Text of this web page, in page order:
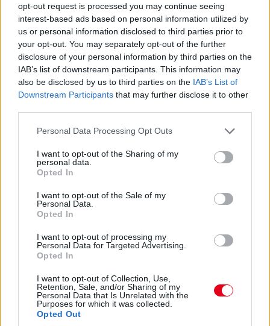
opt-out request is processed you may continue seeing
interest-based ads based on personal information utilized by
us or personal information disclosed to third parties prior to
your opt-out. You may separately opt-out of the further
disclosure of your personal information by third parties on the
IAB’s list of downstream participants. This information may
also be disclosed by us to third parties on the IAB’s List of
Downstream Participants that may further disclose it to other
Please note that this website/app uses one or more Google
not limited to your visit or usage behaviour. You may click to
grant or deny consent to Google and its third-party tags to
use your data for below specified purposes in below Google
consent section.
Personal Data Processing Opt Outs
I want to opt-out of the Sharing of my
personal data.
Opted In
I want to opt-out of the Sale of my
Personal Data.
Opted In
I want to opt-out of processing my
Personal Data for Targeted Advertising.
Opted In
I want to opt-out of Collection, Use,
Retention, Sale, and/or Sharing of my
Personal Data that Is Unrelated with the
Purposes for which it was collected.
Opted Out
- A PRE-SAFE®PLUS felismeri a hátulról jövő
ráfutásos baleseti veszélyt: a követő jármű
vezetőjét a hátsó vészvillogó gyorsított
villogásával figyelmezteti, majd a PRE-SAFE®
rendszer utasvédelmi intézkedéseket vezet be,
illetve hátulról jövő ütközés után befékezi az
álló járművet a másodlagos ütközések
elkerülése érdekében.
- Az aktív sávtartó asszisztens már felismeri a
foglalt szomszédos forgalmi sávot is, többek
között a szembejövő forgalom figyelésével.
Ütközésveszély esetén a szaggatott vonal
átlépését is megakadályozza féloldali
fékezéssel, tehát optimálisan egészíti ki az
aktív holttér-figyelő rendszert.
- Az adaptív távfény-asszisztens PLUS azáltal
teszi lehetővé a távfény tartós használatát,
hogy a többi járműnek kitakarja a fénykéve